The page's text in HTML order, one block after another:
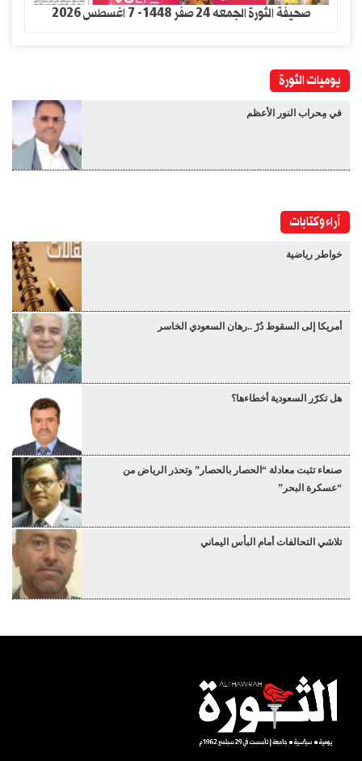
صحيفة الثورة الجمعه 24 صفر 1448- 7 اغسطس 2026
يوميات الثورة
في مِحراب النور الأعظم
آراء وكتابات
خواطر رياضية
أمريكا إلى السقوط دُرْ ..رهان السعودي الخاسر
هل تكرّر السعودية أخطاءها؟
صنعاء تثبت معادلة “الحصار بالحصار” وتحذر الرياض من
“عسكرة البحر”
تلاشي التحالفات أمام البأس اليماني